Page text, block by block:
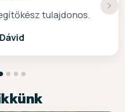
tulajdonos.
Dávid
bolt .. ajánlom!
elado, jo kis bolt :)
kiszolgálast.